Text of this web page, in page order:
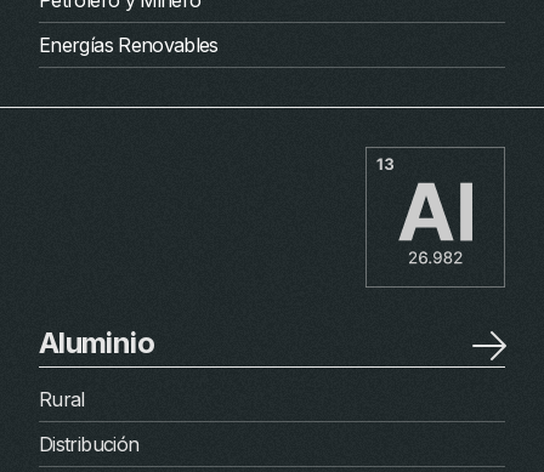
Energías Renovables
Aluminio
Rural
Distribución